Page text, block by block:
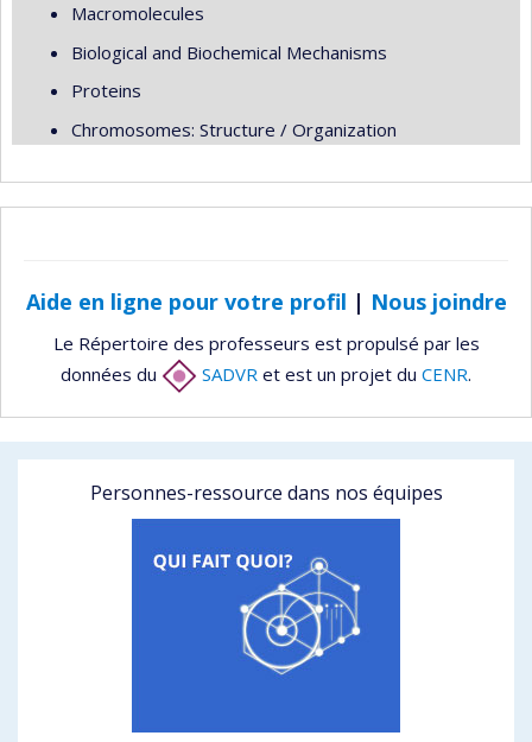
Macromolecules
Biological and Biochemical Mechanisms
Proteins
Chromosomes: Structure / Organization
Aide en ligne pour votre profil | Nous joindre
Le Répertoire des professeurs est propulsé par les
données du
SADVR et est un projet du CENR.
Personnes-ressource dans nos équipes